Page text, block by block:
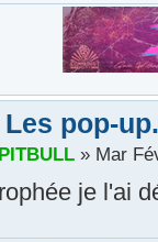
Les pop-
PITBULL» Mar
je l'ai